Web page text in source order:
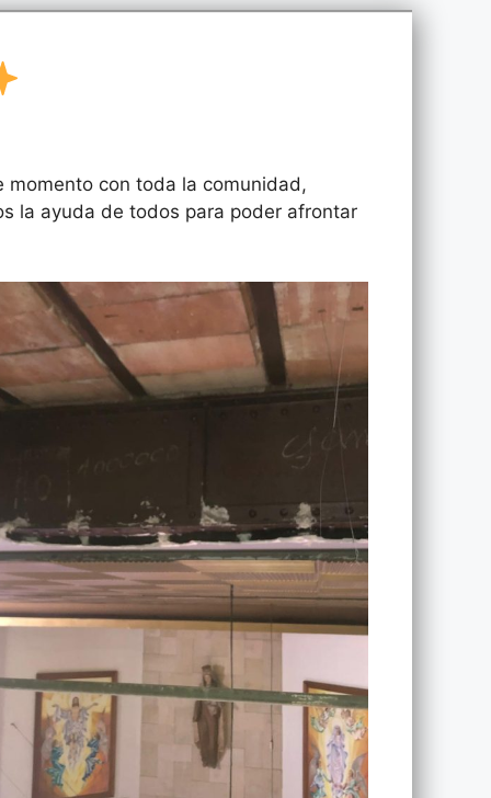
con toda la comunidad,
la ayuda de todos para poder afrontar